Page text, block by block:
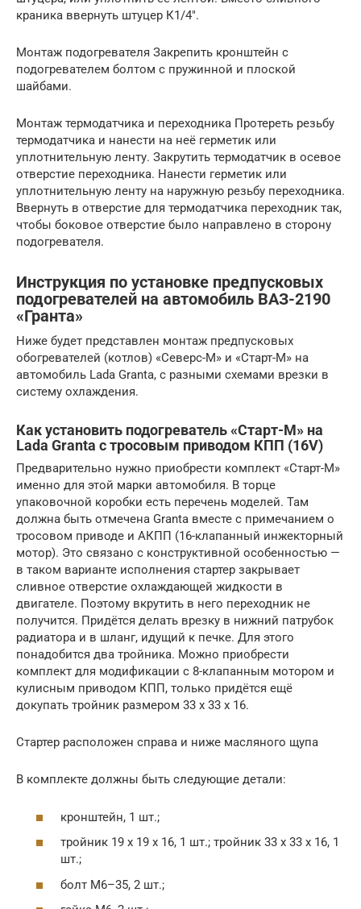
краника ввернуть штуцер К1/4″.
Монтаж подогревателя Закрепить кронштейн с
подогревателем болтом с пружинной и плоской
шайбами.
Монтаж термодатчика и переходника Протереть резьбу
термодатчика и нанести на неё герметик или
уплотнительную ленту. Закрутить термодатчик в осевое
отверстие переходника. Нанести герметик или
уплотнительную ленту на наружную резьбу переходника.
Ввернуть в отверстие для термодатчика переходник так,
чтобы боковое отверстие было направлено в сторону
подогревателя.
Инструкция по установке предпусковых
подогревателей на автомобиль ВАЗ-2190
«Гранта»
Ниже будет представлен монтаж предпусковых
обогревателей (котлов) «Северс-М» и «Старт-М» на
автомобиль Lada Granta, с разными схемами врезки в
систему охлаждения.
Как установить подогреватель «Старт-М» на
Lada Granta с тросовым приводом КПП (16V)
Предварительно нужно приобрести комплект «Старт-М»
именно для этой марки автомобиля. В торце
упаковочной коробки есть перечень моделей. Там
должна быть отмечена Granta вместе с примечанием о
тросовом приводе и АКПП (16-клапанный инжекторный
мотор). Это связано с конструктивной особенностью —
в таком варианте исполнения стартер закрывает
сливное отверстие охлаждающей жидкости в
двигателе. Поэтому вкрутить в него переходник не
получится. Придётся делать врезку в нижний патрубок
радиатора и в шланг, идущий к печке. Для этого
понадобится два тройника. Можно приобрести
комплект для модификации с 8-клапанным мотором и
кулисным приводом КПП, только придётся ещё
докупать тройник размером 33 x 33 x 16.
Стартер расположен справа и ниже масляного щупа
В комплекте должны быть следующие детали:
кронштейн, 1 шт.;
тройник 19 х 19 х 16, 1 шт.; тройник 33 х 33 х 16, 1
шт.;
болт M6–35, 2 шт.;